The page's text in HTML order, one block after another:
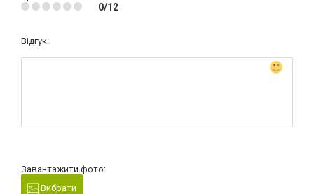
0/12
Відгук:
Завантажити фото:
Вибрати